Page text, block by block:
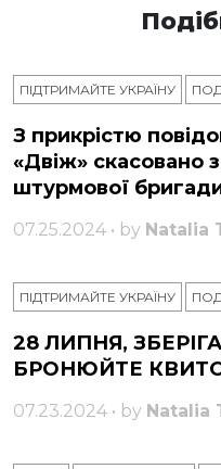
ПІДТРИМАЙТЕ УКРАЇНУ
З прикрістю
«Двіж» скасовано з
штурмової
07.25.2024 • by Natalia
ПІДТРИМАЙТЕ УКРАЇНУ
28 ЛИПНЯ,
БРОНЮЙТЕ
07.23.2024 • by Natalia